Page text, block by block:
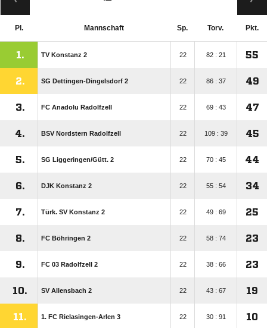
Pl. Mannschaft Sp. Torv. Pkt.
1. TV Konstanz 2 22 82 : 21 55
2. SG Dettingen-Dingelsdorf 2 22 86 : 37 49
3. FC Anadolu Radolfzell 22 69 : 43 47
4. BSV Nordstern Radolfzell 22 109 : 39 45
5. SG Liggeringen/​Gütt. 2 22 70 : 45 44
6. DJK Konstanz 2 22 55 : 54 34
7. Türk. SV Konstanz 2 22 49 : 69 25
8. FC Böhringen 2 22 58 : 74 23
9. FC 03 Radolfzell 2 22 38 : 66 23
10. SV Allensbach 2 22 43 : 67 19
11. 1. FC Rielasingen-Arlen 3 22 30 : 91 10